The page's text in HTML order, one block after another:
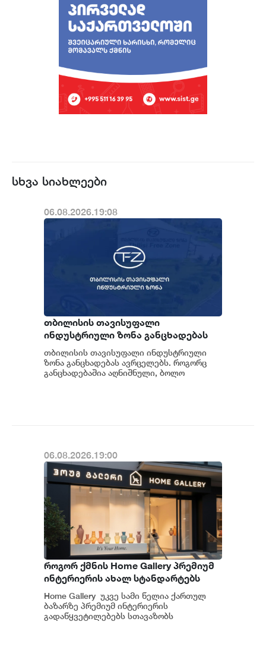
სხვა სიახლეები
06.08.2026.19:08
თბილისის თავისუფალი
ინდუსტრიული ზონა განცხადებას
ავრცელებს
თბილისის თავისუფალი ინდუსტრიული
ზონა განცხადებას ავრცელებს. როგორც
განცხადებაშია აღნიშნული, ბოლო
06.08.2026.19:00
როგორ ქმნის Home Gallery პრემიუმ
ინტერიერის ახალ სტანდარტებს
საქართველოში
Home Gallery უკვე სამი წელია ქართულ
ბაზარზე პრემიუმ ინტერიერის
გადაწყვეტილებებს სთავაზობს